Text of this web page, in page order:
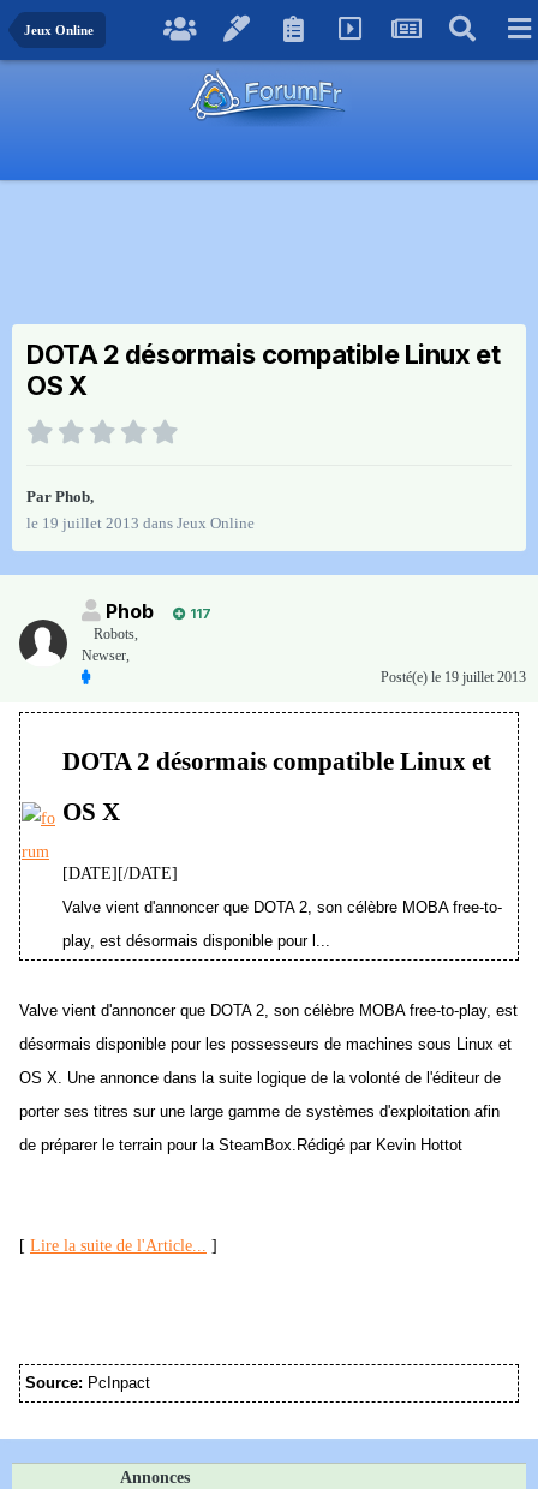
Jeux Online
DOTA 2 désormais compatible Linux et
OS X
Par Phob,
le 19 juillet 2013 dans Jeux Online
Phob
117
Robots,
Newser,
Posté(e) le 19 juillet 2013
DOTA 2 désormais compatible Linux et
OS X
[DATE][/DATE]
Valve vient d'annoncer que DOTA 2, son célèbre MOBA free-to-
play, est désormais disponible pour l...
Valve vient d'annoncer que DOTA 2, son célèbre MOBA free-to-play, est
désormais disponible pour les possesseurs de machines sous Linux et
OS X. Une annonce dans la suite logique de la volonté de l'éditeur de
porter ses titres sur une large gamme de systèmes d'exploitation afin
de préparer le terrain pour la SteamBox.Rédigé par Kevin Hottot
[ Lire la suite de l'Article... ]
Source: PcInpact
Annonces